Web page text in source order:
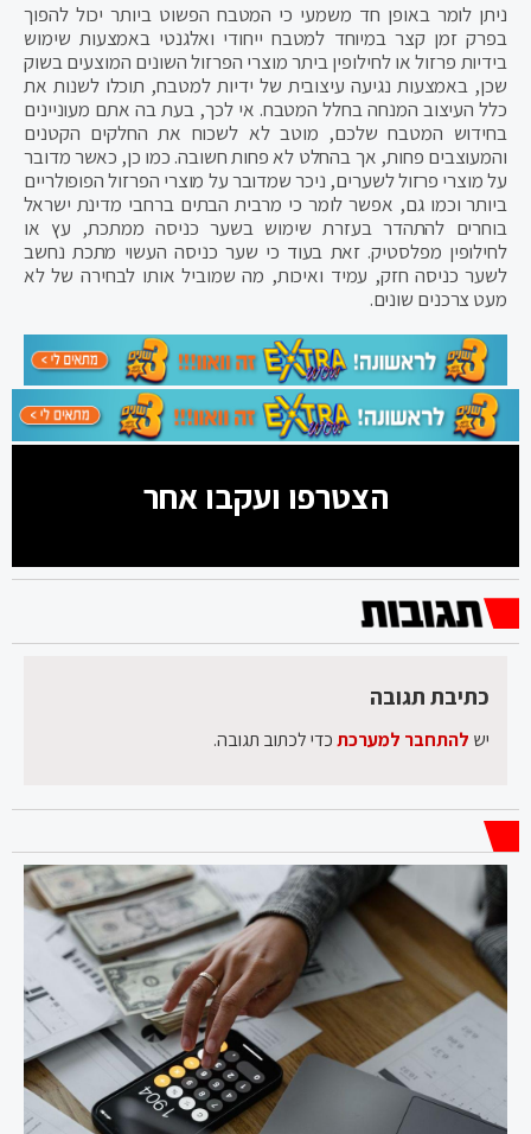
ניתן לומר באופן חד משמעי כי המטבח הפשוט ביותר יכול להפוך
בפרק זמן קצר במיוחד למטבח ייחודי ואלגנטי באמצעות שימוש
בידיות פרזול או לחילופין ביתר מוצרי הפרזול השונים המוצעים בשוק
שכן, באמצעות נגיעה עיצובית של ידיות למטבח, תוכלו לשנות את
כלל העיצוב המנחה בחלל המטבח. אי לכך, בעת בה אתם מעוניינים
בחידוש המטבח שלכם, מוטב לא לשכוח את החלקים הקטנים
והמעוצבים פחות, אך בהחלט לא פחות חשובה. כמו כן, כאשר מדובר
על מוצרי פרזול לשערים, ניכר שמדובר על מוצרי הפרזול הפופולריים
ביותר וכמו גם, אפשר לומר כי מרבית הבתים ברחבי מדינת ישראל
בוחרים להתהדר בעזרת שימוש בשער כניסה ממתכת, עץ או
לחילופין מפלסטיק. זאת בעוד כי שער כניסה העשוי מתכת נחשב
לשער כניסה חזק, עמיד ואיכות, מה שמוביל אותו לבחירה של לא
מעט צרכנים שונים.
הצטרפו ועקבו אחר
כתיבת תגובה
יש להתחבר למערכתכדי לכתוב תגובה.